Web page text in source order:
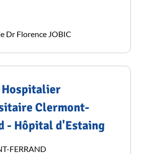
Dr Florence JOBIC
Clermont-
- Hôpital d'Estaing
FERRAND